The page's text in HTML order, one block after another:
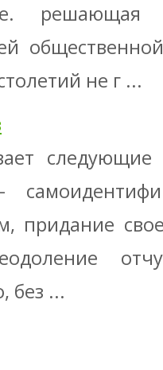
не г ...
следующие
придание
без ...